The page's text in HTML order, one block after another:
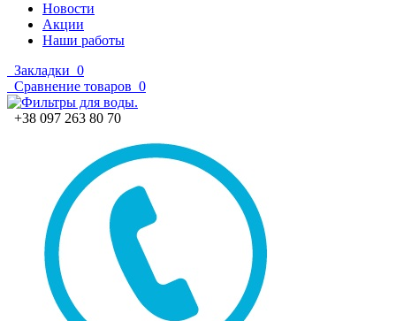
Новости
Акции
Наши работы
Закладки 0
Сравнение товаров 0
+38 097 263 80 70